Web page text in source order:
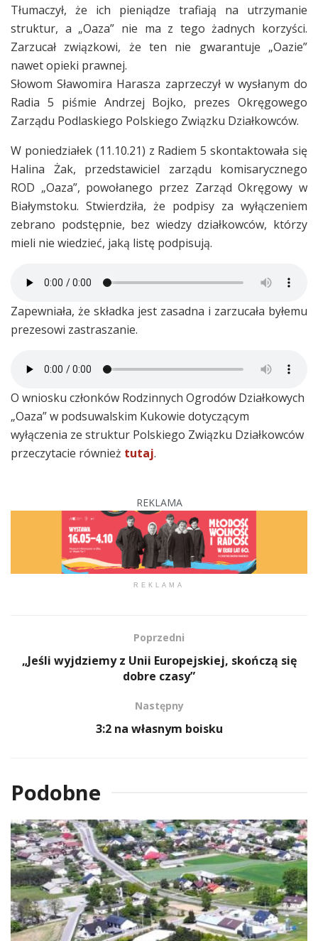
Tłumaczył, że ich pieniądze trafiają na utrzymanie
struktur, a „Oaza” nie ma z tego żadnych korzyści.
Zarzucał związkowi, że ten nie gwarantuje „Oazie”
nawet opieki prawnej.
Słowom Sławomira Harasza zaprzeczył w wysłanym do
Radia 5 piśmie Andrzej Bojko, prezes Okręgowego
Zarządu Podlaskiego Polskiego Związku Działkowców.
W poniedziałek (11.10.21) z Radiem 5 skontaktowała się
Halina Żak, przedstawiciel zarządu komisarycznego
ROD „Oaza”, powołanego przez Zarząd Okręgowy w
Białymstoku. Stwierdziła, że podpisy za wyłączeniem
zebrano podstępnie, bez wiedzy działkowców, którzy
mieli nie wiedzieć, jaką listę podpisują.
Zapewniała, że składka jest zasadna i zarzucała byłemu
prezesowi zastraszanie.
O wniosku członków Rodzinnych Ogrodów Działkowych
„Oaza” w podsuwalskim Kukowie dotyczącym
wyłączenia ze struktur Polskiego Związku Działkowców
przeczytacie również tutaj.
REKLAMA
REKLAMA
Poprzedni
„Jeśli wyjdziemy z Unii Europejskiej, skończą się
dobre czasy”
Następny
3:2 na własnym boisku
Podobne